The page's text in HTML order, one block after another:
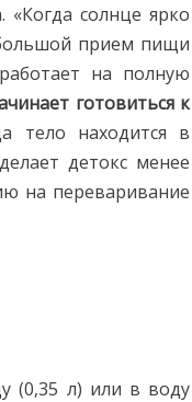
солнце ярко
прием пищи
на полную
готовиться к
тело находится в
детокс менее
на переваривание
(0,35 л) или в воду